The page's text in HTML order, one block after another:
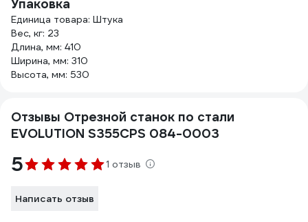
Упаковка
Единица товара: Штука
Вес, кг: 23
Длина, мм: 410
Ширина, мм: 310
Высота, мм: 530
Отзывы Отрезной станок по стали
EVOLUTION S355CPS 084-0003
5 1 отзыв
Написать отзыв